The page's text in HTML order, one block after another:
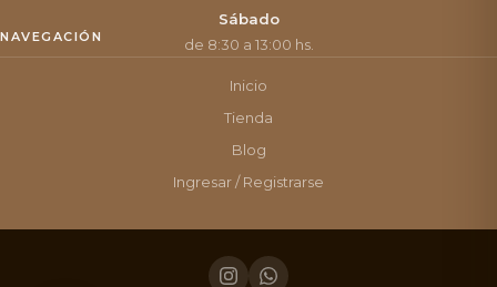
Sábado
de 8:30 a 13:00 hs.
NAVEGACIÓN
Inicio
Tienda
Blog
Ingresar / Registrarse